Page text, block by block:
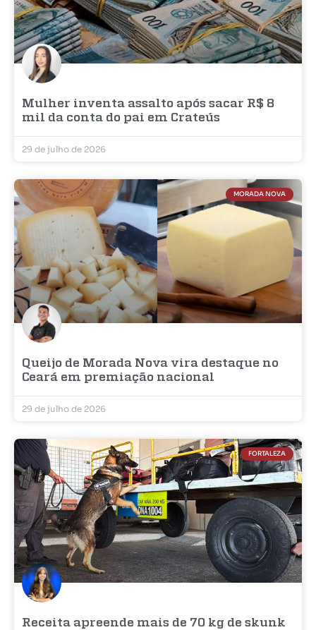
Mulher inventa assalto após sacar R$ 8
mil da conta do pai em Crateús
29 de julho de 2026
MORADA NOVA
Queijo de Morada Nova vira destaque no
Ceará em premiação nacional
29 de julho de 2026
FORTALEZA
Receita apreende mais de 70 kg de skunk